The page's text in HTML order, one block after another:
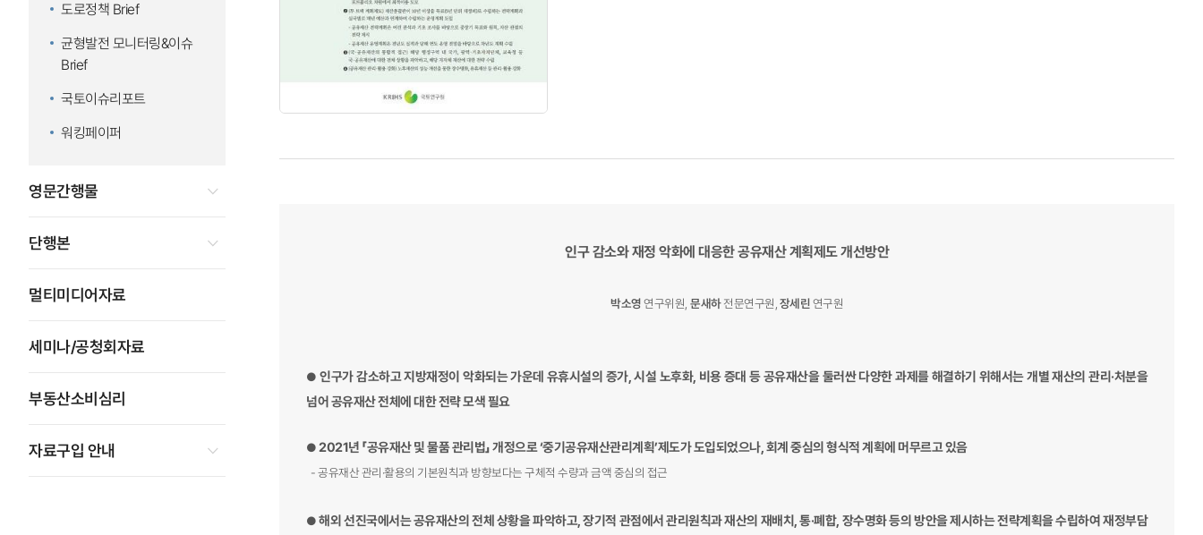
도로정책 Brief
균형발전 모니터링&이슈
Brief
국토이슈리포트
워킹페이퍼
영문간행물
단행본
멀티미디어자료
세미나/공청회자료
부동산소비심리
자료구입 안내
인구 감소와 재정 악화에 대응한 공유재산 계획제도 개선방안
박소영연구위원, 문새하전문연구원, 장세린연구원
● 인구가 감소하고 지방재정이 악화되는 가운데 유휴시설의 증가, 시설 노후화, 비용 증대 등 공유재산을 둘러싼 다양한 과제를 해결하기 위해서는 개별 재산의 관리·처분을
넘어 공유재산 전체에 대한 전략 모색 필요
●2021년 「공유재산 및 물품 관리법」 개정으로 ‘중기공유재산관리계획’제도가 도입되었으나, 회계 중심의 형식적 계획에 머무르고 있음
- 공유재산 관리·활용의 기본원칙과 방향보다는 구체적 수량과 금액 중심의 접근
● 해외 선진국에서는 공유재산의 전체 상황을 파악하고, 장기적 관점에서 관리원칙과 재산의 재배치, 통·폐합, 장수명화 등의 방안을 제시하는 전략계획을 수립하여 재정부담